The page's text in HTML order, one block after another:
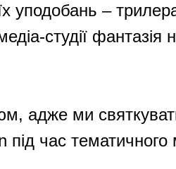
уподобань –
студії фантазія
адже ми
час тематичного